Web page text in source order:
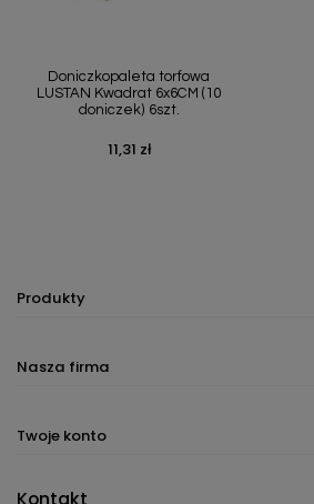
Doniczkopaleta torfowa
LUSTAN Kwadrat 6x6CM (10
doniczek) 6szt.
Cena
11,31 zł
Produkty
Nasza firma
Twoje konto
Kontakt